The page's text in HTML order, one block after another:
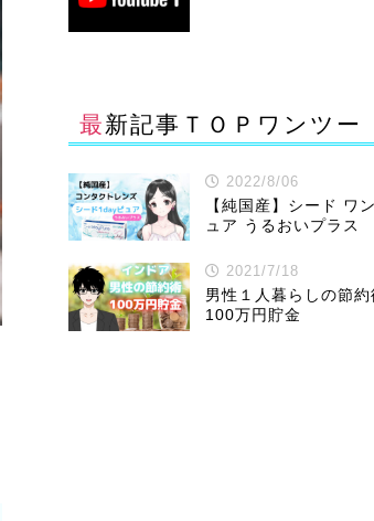
最新記事ＴＯＰワンツー
2022/8/06
【純国産】シード ワ
ュア うるおいプラス
2021/7/18
男性１人暮らしの節約
100万円貯金